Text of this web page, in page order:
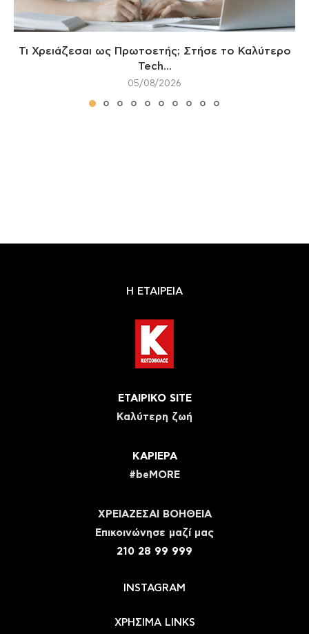
Τι Χρειάζεσαι ως Πρωτοετής; Στήσε το Καλύτερο
Tech...
05/08/2026
Η ΕΤΑΙΡΕΙΑ
ΕΤΑΙΡΙΚΟ SITE
Καλύτερη ζωή
ΚΑΡΙΕΡΑ
#beMORE
ΧΡΕΙΑΖΕΣΑΙ ΒΟΗΘΕΙΑ
Eπικοινώνησε μαζί μας
210 28 99 999
INSTAGRAM
ΧΡΗΣΙΜΑ LINKS